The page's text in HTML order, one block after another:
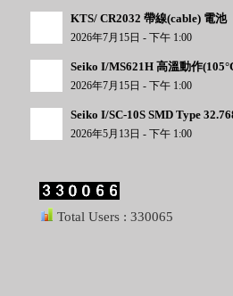
KTS/ CR2032 帶線(cable) 電池
2026年7月15日 - 下午 1:00
Seiko I/MS621H 高溫動作
2026年7月15日 - 下午 1:00
Seiko I/SC-10S SMD Type
2026年5月13日 - 下午 1:00
Total Users : 330065